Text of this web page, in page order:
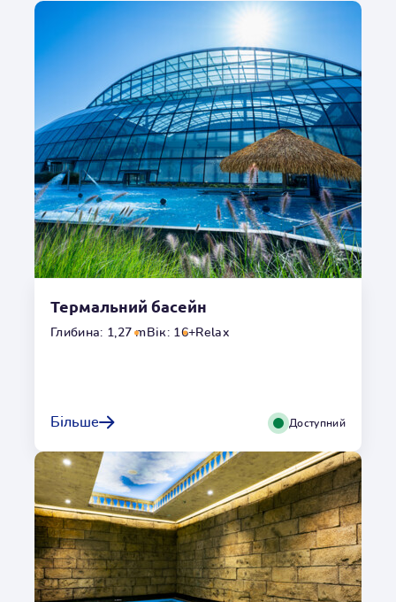
Термальний басейн
Глибина: 1,27 mВік: 16+Relax
Більше Доступний